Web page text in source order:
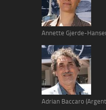
Annette Gjerde-
Adrian Baccaro